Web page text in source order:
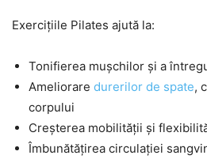
Exercițiile Pilates ajută la:
Tonifierea mușchilor și a
Ameliorare durerilor de spate,
corpului
Creșterea mobilității și
Îmbunătățirea circulației